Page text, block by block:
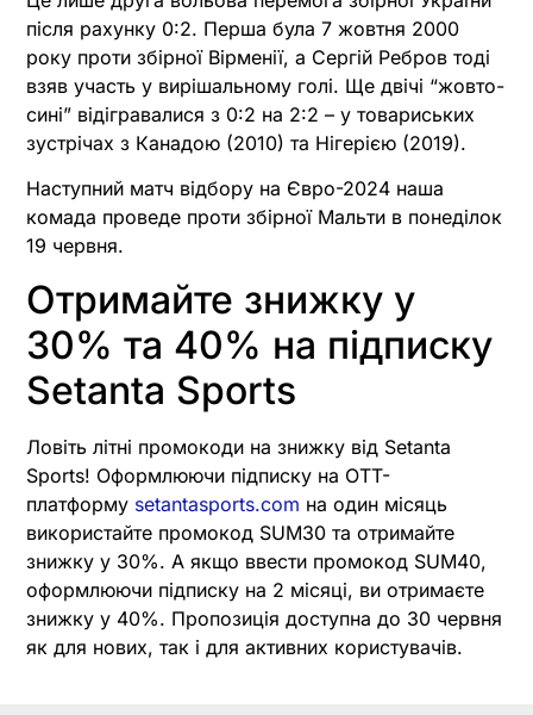
після рахунку 0:2. Перша була 7 жовтня 2000
року проти збірної Вірменії, а Сергій Ребров тоді
взяв участь у вирішальному голі. Ще двічі “жовто-
сині” відігравалися з 0:2 на 2:2 – у товариських
зустрічах з Канадою (2010) та Нігерією (2019).
Наступний матч відбору на Євро-2024 наша
комада проведе проти збірної Мальти в понеділок
19 червня.
Отримайте знижку у
30% та 40% на підписку
Setanta Sports
Ловіть літні промокоди на знижку від Setanta
Sports! Оформлюючи підписку на OTT-
платформу setantasports.com на один місяць
використайте промокод SUM30 та отримайте
знижку у 30%. А якщо ввести промокод SUM40,
оформлюючи підписку на 2 місяці, ви отримаєте
знижку у 40%. Пропозиція доступна до 30 червня
як для нових, так і для активних користувачів.